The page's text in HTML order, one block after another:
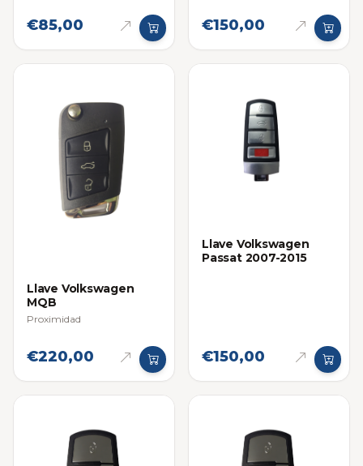
€85,00 €150,00
Llave Volkswagen
MQB
Proximidad
€220,00
Llave Volkswagen
Passat 2007-2015
€150,00